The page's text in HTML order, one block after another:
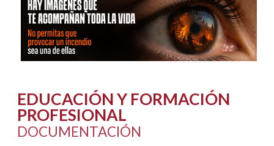
EDUCACIÓN Y FORMACIÓN
PROFESIONAL
DOCUMENTACIÓN